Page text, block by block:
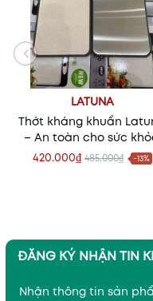
LATUNA
Thớt kháng khuẩn
– An toàn cho sức
tiện lợi cho mọi gian
420.000₫ 485.000₫ -13%
ĐĂNG KÝ NHẬN TIN
Nhận thông tin sản